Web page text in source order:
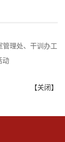
理处、干训办工
动
【关闭】